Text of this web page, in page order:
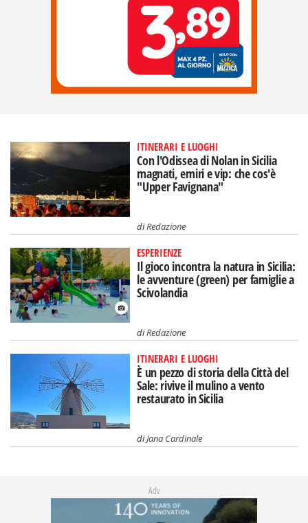
ITINERARI E LUOGHI
Con l'Odissea di Nolan in Sicilia
magnati, emiri e vip: che cos'è
"Upper Favignana"
diRedazione
ESPERIENZE
Il gioco incontra la natura in Sicilia:
le avventure (green) per famiglie a
Scivolandia
diRedazione
ITINERARI E LUOGHI
È un pezzo di storia della Città del
Sale: rivive il mulino a vento
restaurato in Sicilia
diJana Cardinale
Adv